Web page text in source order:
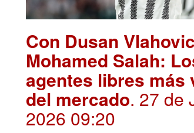
Con Dusan
Mohamed Salah:
agentes libres más
del mercado. 27 de
2026 09:20